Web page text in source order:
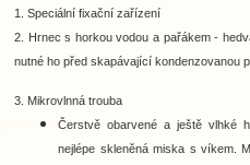
1. Speciální fixační zařízení
2. Hrnec s horkou vodou a pařákem -
nutné ho před skapávající kondenzovanou
3. Mikrovlnná trouba
Čerstvě obarvené a ještě vlhké
nejlépe skleněná miska s víkem.